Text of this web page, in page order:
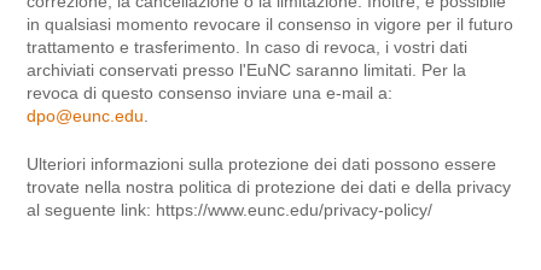
in qualsiasi momento revocare il consenso in vigore per il futuro
trattamento e trasferimento. In caso di revoca, i vostri dati
archiviati conservati presso l'EuNC saranno limitati. Per la
revoca di questo consenso inviare una e-mail a:
dpo@eunc.edu
Ulteriori informazioni sulla protezione dei dati possono essere
trovate nella nostra politica di protezione dei dati e della privacy
al seguente link: https://www.eunc.edu/privacy-policy/